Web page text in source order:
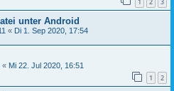
unter Android
« Di 1. Sep 2020, 17:54
« Mi 22. Jul 2020, 16:51
1 2